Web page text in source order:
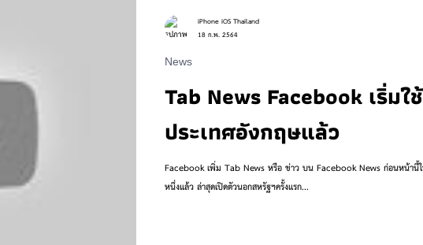
Tab News Facebook เริ่มใ
ประเทศอังกฤษแล้ว
Facebook เพิ่ม Tab News หรือ ข่าว บน Facebook News ก่อนหน้านี้ใ
หนึ่งแล้ว ล่าสุดเปิดตัวนอกสหรัฐฯครั้งแรก...
News
iPhone iOS Thailand
18 ก.พ. 2564